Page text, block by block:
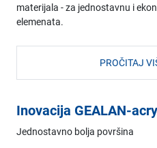
materijala - za jednostavnu i
elemenata.
PROČITAJ
Inovacija GEALAN-
Jednostavno bolja površina